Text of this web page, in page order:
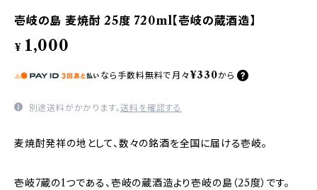
壱岐の島 麦焼酎 25度 720ml【壱岐の蔵酒造】
¥ 1,000
なら 手数料無料で 月々¥330から
別途送料がかかります。送料を確認する
麦焼酎発祥の地として、数々の銘酒を全国に届ける壱岐。
壱岐7蔵の1つである、壱岐の蔵酒造より壱岐の島（25度）です。